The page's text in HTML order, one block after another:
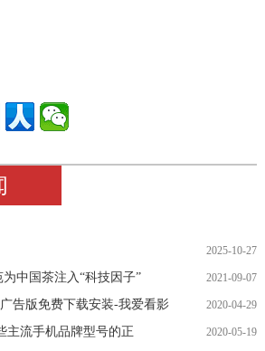
2025-10-27
中国茶注入“科技因子” 2021-09-07
告版免费下载安装-我爱看影 2020-04-29
主流手机品牌型号的正 2020-05-19